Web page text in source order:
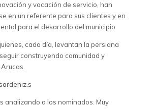
y vocación de servicio, han
en un referente para sus clientes y en
para el desarrollo del municipio.
cada día, levantan la persiana
construyendo comunidad y
analizando a los nominados. Muy